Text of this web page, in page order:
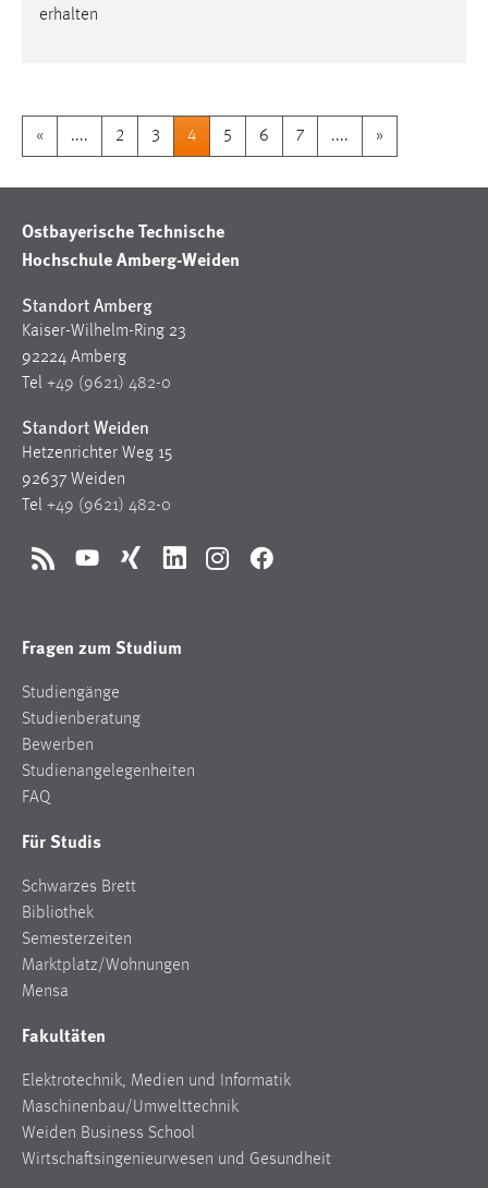
erhalten
« .... 2 3 4 5 6 7 .... »
Ostbayerische Technische
Hochschule Amberg-Weiden
Standort Amberg
Kaiser-Wilhelm-Ring 23
92224 Amberg
Tel +49 (9621) 482-0
Standort Weiden
Hetzenrichter Weg 15
92637 Weiden
Tel +49 (9621) 482-0
RSS YouTubeXing LinkedInInstagramFacebook
Fragen zum Studium
Studiengänge
Studienberatung
Bewerben
Studienangelegenheiten
FAQ
Für Studis
Schwarzes Brett
Bibliothek
Semesterzeiten
Marktplatz/Wohnungen
Mensa
Fakultäten
Elektrotechnik, Medien und Informatik
Maschinenbau/Umwelttechnik
Weiden Business School
Wirtschaftsingenieurwesen und Gesundheit